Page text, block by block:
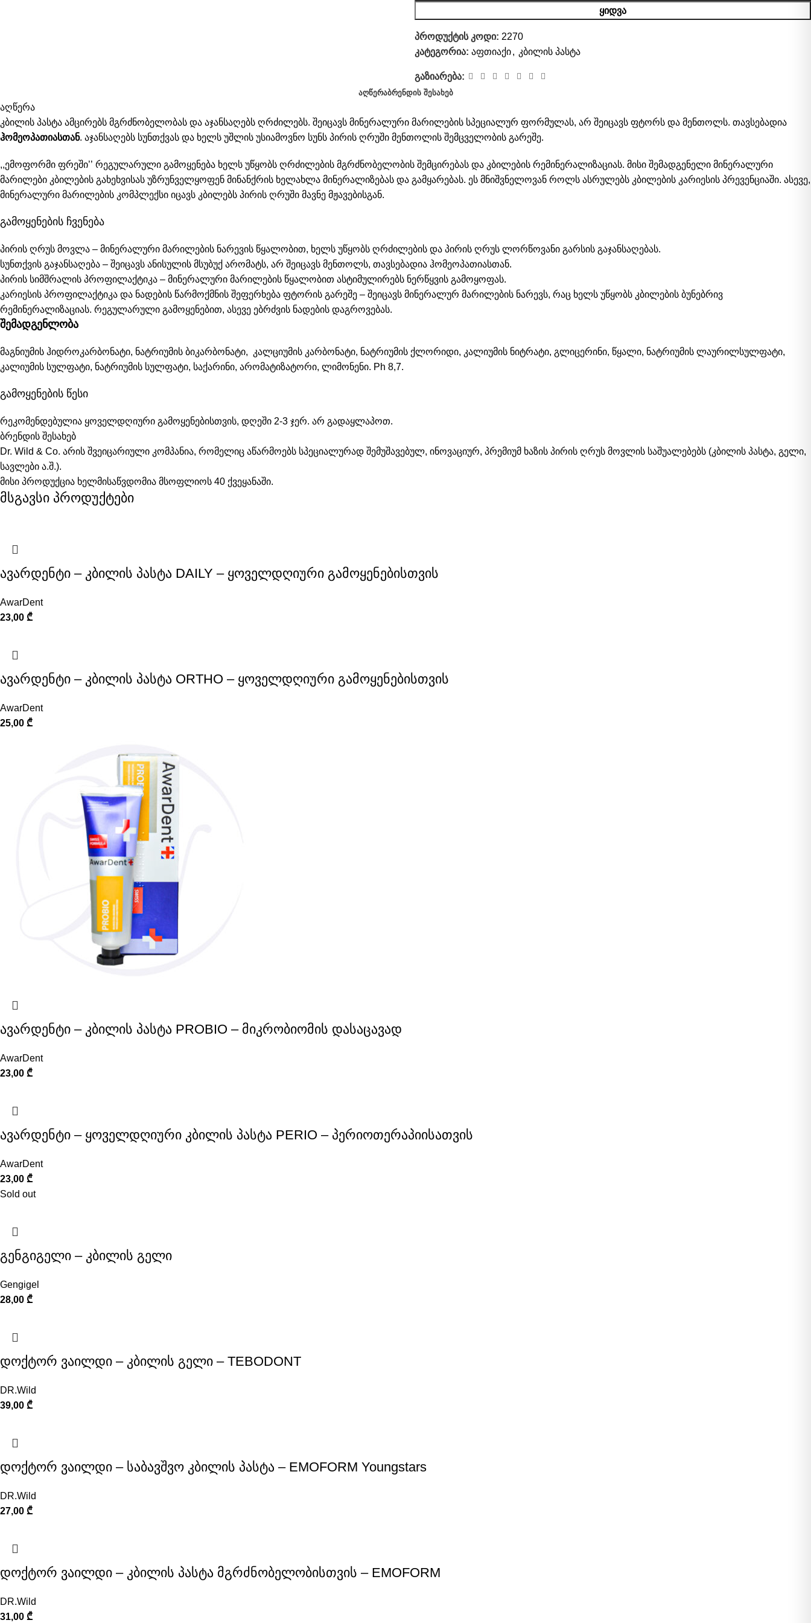
ᲧᲘᲓᲕᲐ
პროდუქტის კოდი: 2270
კატეგორია: აფთიაქი, კბილის პასტა
გაზიარება:
ᲐᲦᲬᲔᲠᲐᲑᲠᲔᲜᲓᲘᲡ ᲨᲔᲡᲐᲮᲔᲑ
აღწერა
კბილის პასტა ამცირებს მგრძნობელობას და აჯანსაღებს ღრძილებს. შეიცავს მინერალური მარილების სპეციალურ ფორმულას, არ შეიცავს ფტორს და მენთოლს. თავსებადია
ჰომეოპათიასთან. აჯანსაღებს სუნთქვას და ხელს უშლის უსიამოვნო სუნს პირის ღრუში მენთოლის შემცველობის გარეშე.
,,ემოფორმი ფრეში’’ რეგულარული გამოყენება ხელს უწყობს ღრძილების მგრძნობელობის შემცირებას და კბილების რემინერალიზაციას. მისი შემადგენელი მინერალური
მარილები კბილების გახეხვისას უზრუნველყოფენ მინანქრის ხელახლა მინერალიზებას და გამყარებას. ეს მნიშვნელოვან როლს ასრულებს კბილების კარიესის პრევენციაში. ასევე,
მინერალური მარილების კომპლექსი იცავს კბილებს პირის ღრუში მავნე მჟავებისგან.
გამოყენების ჩვენება
პირის ღრუს მოვლა – მინერალური მარილების ნარევის წყალობით, ხელს უწყობს ღრძილების და პირის ღრუს ლორწოვანი გარსის გაჯანსაღებას.
სუნთქვის გაჯანსაღება – შეიცავს ანისულის მსუბუქ არომატს, არ შეიცავს მენთოლს, თავსებადია ჰომეოპათიასთან.
პირის სიმშრალის პროფილაქტიკა – მინერალური მარილების წყალობით ასტიმულირებს ნერწყვის გამოყოფას.
კარიესის პროფილაქტიკა და ნადების წარმოქმნის შეფერხება ფტორის გარეშე – შეიცავს მინერალურ მარილების ნარევს, რაც ხელს უწყობს კბილების ბუნებრივ
რემინერალიზაციას. რეგულარული გამოყენებით, ასევე ებრძვის ნადების დაგროვებას.
შემადგენლობა
მაგნიუმის ჰიდროკარბონატი, ნატრიუმის ბიკარბონატი, კალციუმის კარბონატი, ნატრიუმის ქლორიდი, კალიუმის ნიტრატი, გლიცერინი, წყალი, ნატრიუმის ლაურილსულფატი,
კალიუმის სულფატი, ნატრიუმის სულფატი, საქარინი, არომატიზატორი, ლიმონენი. Ph 8,7.
გამოყენების წესი
რეკომენდებულია ყოველდღიური გამოყენებისთვის, დღეში 2-3 ჯერ. არ გადაყლაპოთ.
ბრენდის შესახებ
Dr. Wild & Co. არის შვეიცარიული კომპანია, რომელიც აწარმოებს სპეციალურად შემუშავებულ, ინოვაციურ, პრემიუმ ხაზის პირის ღრუს მოვლის საშუალებებს (კბილის პასტა, გელი,
სავლები ა.შ.).
მისი პროდუქცია ხელმისაწვდომია მსოფლიოს 40 ქვეყანაში.
მსგავსი პროდუქტები
ავარდენტი – კბილის პასტა DAILY – ყოველდღიური გამოყენებისთვის
AwarDent
23,00 ₾
ავარდენტი – კბილის პასტა ORTHO – ყოველდღიური გამოყენებისთვის
AwarDent
25,00 ₾
ავარდენტი – კბილის პასტა PROBIO – მიკრობიომის დასაცავად
AwarDent
23,00 ₾
ავარდენტი – ყოველდღიური კბილის პასტა PERIO – პერიოთერაპიისათვის
AwarDent
23,00 ₾
Sold out
გენგიგელი – კბილის გელი
Gengigel
28,00 ₾
დოქტორ ვაილდი – კბილის გელი – TEBODONT
DR.Wild
39,00 ₾
დოქტორ ვაილდი – საბავშვო კბილის პასტა – EMOFORM Youngstars
DR.Wild
27,00 ₾
დოქტორ ვაილდი – კბილის პასტა მგრძნობელობისთვის – EMOFORM
DR.Wild
31,00 ₾